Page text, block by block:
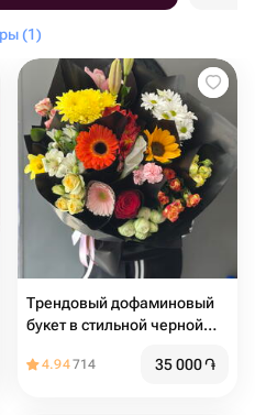
(1)
Трендовый дофаминовый
букет в стильной черной
4.94714 35 000֏